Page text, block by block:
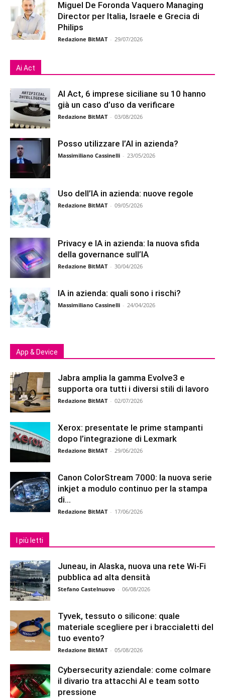
Miguel De Foronda Vaquero Managing
Director per Italia, Israele e Grecia di
Philips
Redazione BitMAT - 29/07/2026
Ai Act
AI Act, 6 imprese siciliane su 10 hanno
già un caso d’uso da verificare
Redazione BitMAT - 03/08/2026
Posso utilizzare l’AI in azienda?
Massimiliano Cassinelli - 23/05/2026
Uso dell’IA in azienda: nuove regole
Redazione BitMAT - 09/05/2026
Privacy e IA in azienda: la nuova sfida
della governance sull’IA
Redazione BitMAT - 30/04/2026
IA in azienda: quali sono i rischi?
Massimiliano Cassinelli - 24/04/2026
App & Device
Jabra amplia la gamma Evolve3 e
supporta ora tutti i diversi stili di lavoro
Redazione BitMAT - 02/07/2026
Xerox: presentate le prime stampanti
dopo l’integrazione di Lexmark
Redazione BitMAT - 29/06/2026
Canon ColorStream 7000: la nuova serie
inkjet a modulo continuo per la stampa
di...
Redazione BitMAT - 17/06/2026
I più letti
Juneau, in Alaska, nuova una rete Wi-Fi
pubblica ad alta densità
Stefano Castelnuovo - 06/08/2026
Tyvek, tessuto o silicone: quale
materiale scegliere per i braccialetti del
tuo evento?
Redazione BitMAT - 05/08/2026
Cybersecurity aziendale: come colmare
il divario tra attacchi AI e team sotto
pressione